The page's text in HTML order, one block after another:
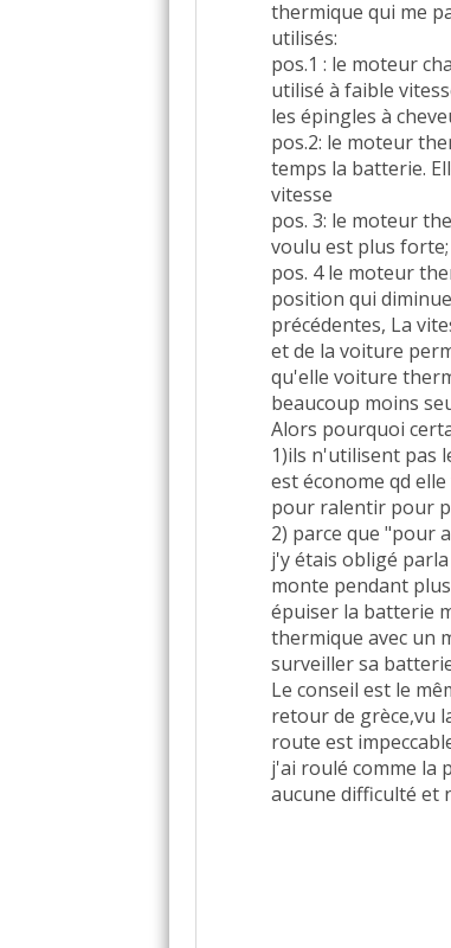
thermique qui me
utilisés:
pos.1 : le moteur
utilisé à faible
les épingles à
pos.2: le moteur
temps la batterie.
vitesse
pos. 3: le moteur
voulu est plus forte;
pos. 4 le moteur
position qui
précédentes, La
et de la voiture
qu'elle voiture
beaucoup moins
Alors pourquoi
1)ils n'utilisent pas
est économe qd
pour ralentir pour
2) parce que "pour
j'y étais obligé
monte pendant
épuiser la batterie
thermique avec un
surveiller sa
Le conseil est le
retour de grèce,vu
route est
j'ai roulé comme la
aucune difficulté et